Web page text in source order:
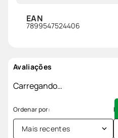
EAN
7899547524406
Avaliações
Carregando…
Mais recentes